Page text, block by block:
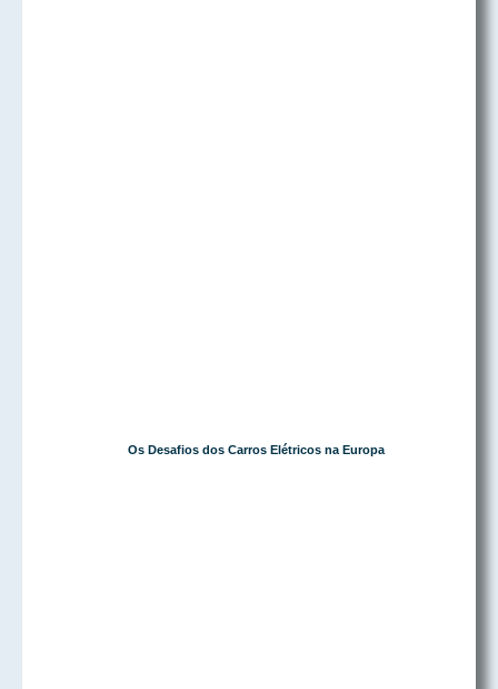
Os Desafios dos Carros Elétricos na Europa